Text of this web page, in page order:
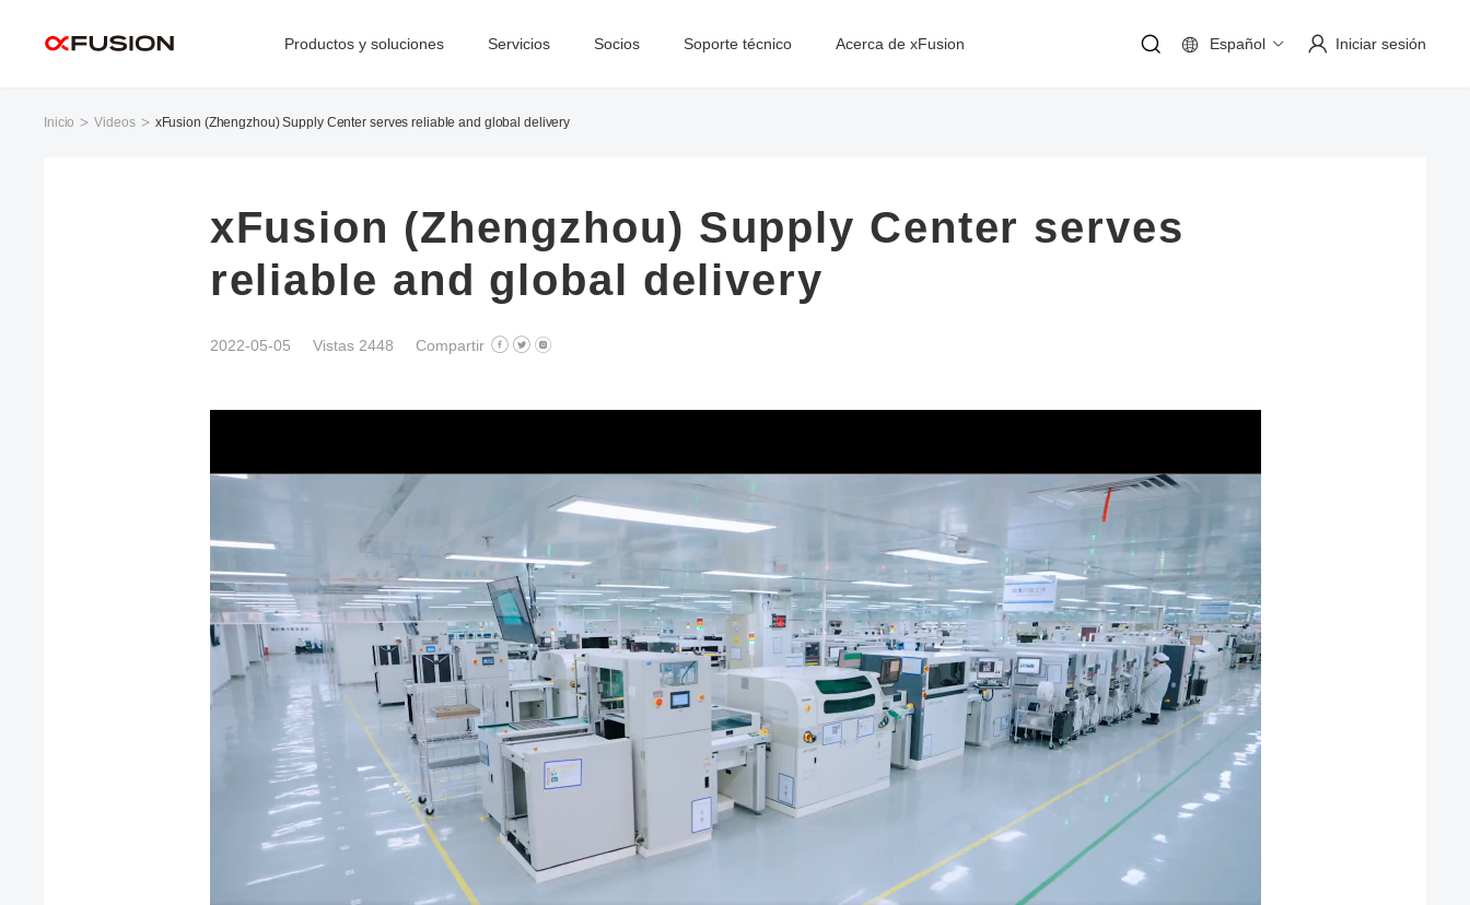
Productos y soluciones Servicios Socios Soporte técnico Acerca de xFusion Español Iniciar sesión
Inicio Videos xFusion (Zhengzhou) Supply Center serves reliable and global delivery
xFusion (Zhengzhou) Supply Center serves
reliable and global delivery
2022-05-05 Vistas 2448 Compartir